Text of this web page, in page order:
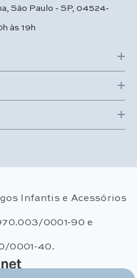
São Paulo - SP, 04524-
às 19h
Infantis e Acessórios
0001-90 e
0001-40.